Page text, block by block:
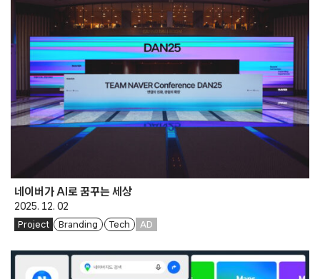
네이버가 AI로 꿈꾸는 세상
2025. 12. 02
Project Branding Tech AD